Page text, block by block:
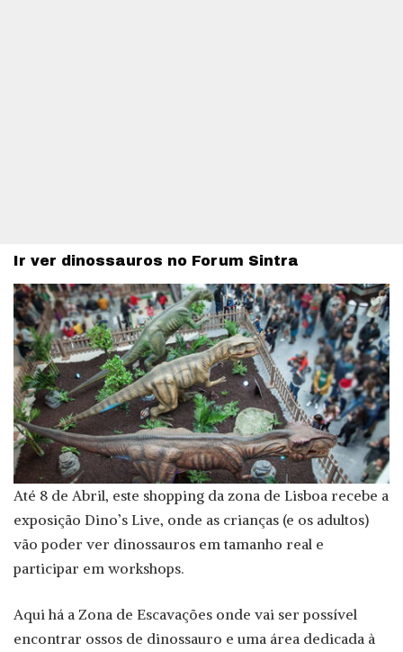
Ir ver dinossauros no Forum Sintra
Até 8 de Abril, este shopping da zona de Lisboa recebe a
exposição Dino’s Live, onde as crianças (e os adultos)
vão poder ver dinossauros em tamanho real e
participar em workshops.
Aqui há a Zona de Escavações onde vai ser possível
encontrar ossos de dinossauro e uma área dedicada à